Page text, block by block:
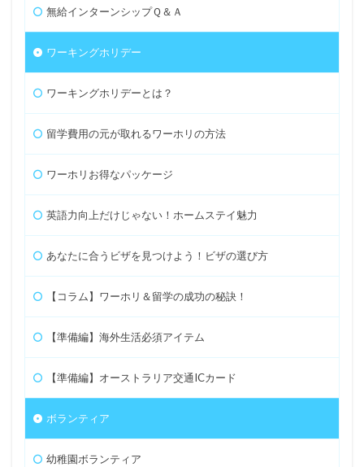
無給インターンシップＱ＆Ａ
ワーキングホリデー
ワーキングホリデーとは？
留学費用の元が取れるワーホリの方法
ワーホリお得なパッケージ
英語力向上だけじゃない！ホームステイ魅力
あなたに合うビザを見つけよう！ビザの選び方
【コラム】ワーホリ＆留学の成功の秘訣！
【準備編】海外生活必須アイテム
【準備編】オーストラリア交通ICカード
ボランティア
幼稚園ボランティア